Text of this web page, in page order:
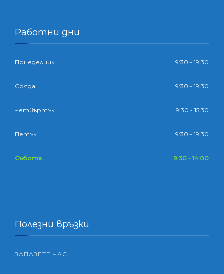
Работни дни
Понеделник 9:30 - 19:30
Сряда 9:30 - 19:30
Четвъртък 9:30 - 15:30
Петък 9:30 - 19:30
Събота 9:30 - 14:00
Полезни връзки
ЗАПАЗЕТЕ ЧАС